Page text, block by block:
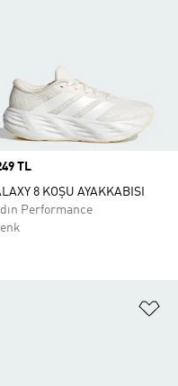
TL
8 KOŞU AYAKKABISI
Performance